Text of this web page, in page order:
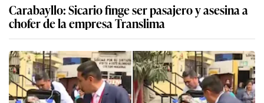
Carabayllo: Sicario finge ser pasajero y asesina a
chofer de la empresa Translima